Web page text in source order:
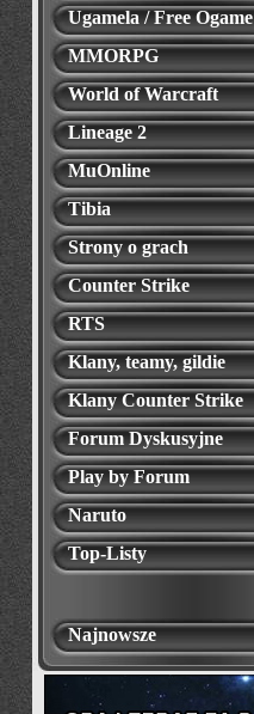
Ugamela / Free Ogame
MMORPG
World of Warcraft
Lineage 2
MuOnline
Tibia
Strony o grach
Counter Strike
RTS
Klany, teamy, gildie
Klany Counter Strike
Forum Dyskusyjne
Play by Forum
Naruto
Top-Listy
Najnowsze